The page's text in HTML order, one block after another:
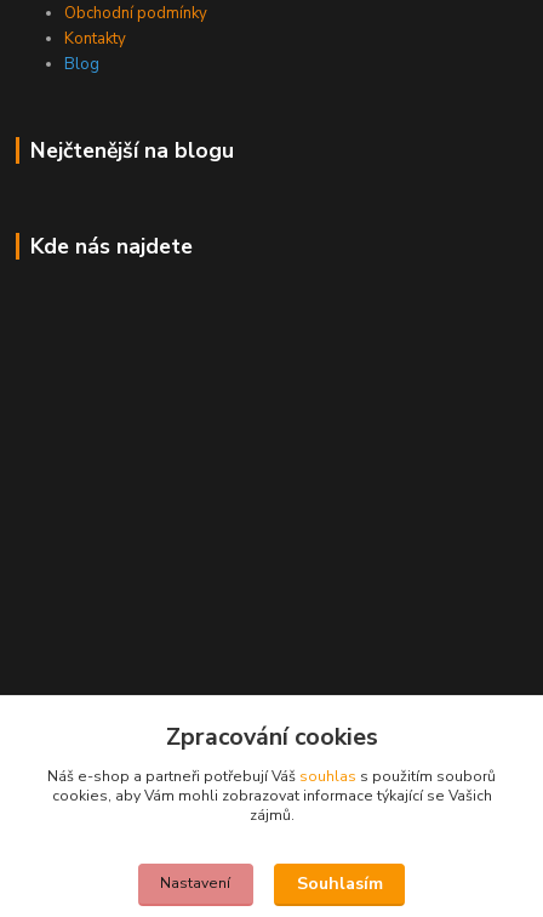
Obchodní podmínky
Kontakty
Blog
Nejčtenější na blogu
Kde nás najdete
+420 777 271 162
Zpracování cookies
Náš e-shop a partneři potřebují Váš souhlas s použitím souborů
cookies, aby Vám mohli zobrazovat informace týkající se Vašich
zájmů.
Nastavení Souhlasím